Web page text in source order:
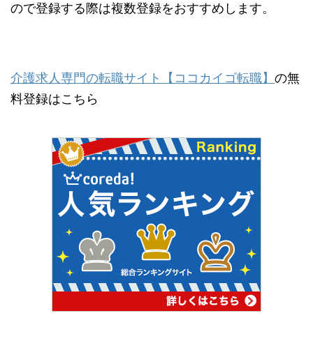
ので登録する際は複数登録をおすすめします。
介護求人専門の転職サイト【ココカイゴ転職】 の無
料登録はこちら